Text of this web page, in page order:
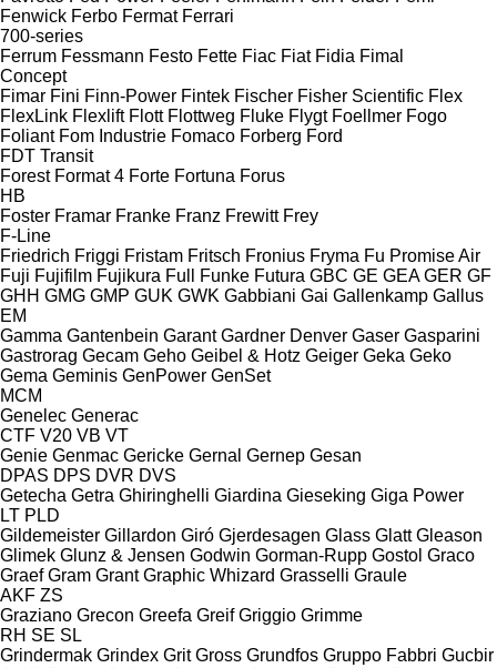
Fenwick Ferbo Fermat Ferrari
700-series
Ferrum Fessmann Festo Fette Fiac Fiat Fidia Fimal
Concept
Fimar Fini Finn-Power Fintek Fischer Fisher Scientific Flex
FlexLink Flexlift Flott Flottweg Fluke Flygt Foellmer Fogo
Foliant Fom Industrie Fomaco Forberg Ford
FDT Transit
Forest Format 4 Forte Fortuna Forus
HB
Foster Framar Franke Franz Frewitt Frey
F-Line
Friedrich Friggi Fristam Fritsch Fronius Fryma Fu Promise Air
Fuji Fujifilm Fujikura Full Funke Futura GBC GE GEA GER GF
GHH GMG GMP GUK GWK Gabbiani Gai Gallenkamp Gallus
EM
Gamma Gantenbein Garant Gardner Denver Gaser Gasparini
Gastrorag Gecam Geho Geibel & Hotz Geiger Geka Geko
Gema Geminis GenPower GenSet
MCM
Genelec Generac
CTF V20 VB VT
Genie Genmac Gericke Gernal Gernep Gesan
DPAS DPS DVR DVS
Getecha Getra Ghiringhelli Giardina Gieseking Giga Power
LT PLD
Gildemeister Gillardon Giró Gjerdesagen Glass Glatt Gleason
Glimek Glunz & Jensen Godwin Gorman-Rupp Gostol Graco
Graef Gram Grant Graphic Whizard Grasselli Graule
AKF ZS
Graziano Grecon Greefa Greif Griggio Grimme
RH SE SL
Grindermak Grindex Grit Gross Grundfos Gruppo Fabbri Gucbir